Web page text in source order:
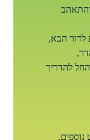
אולג התחיל לשחק טניס כשהיה בן 5 והתאהב
לדור הבא,
והחל להדריך
נוספים,